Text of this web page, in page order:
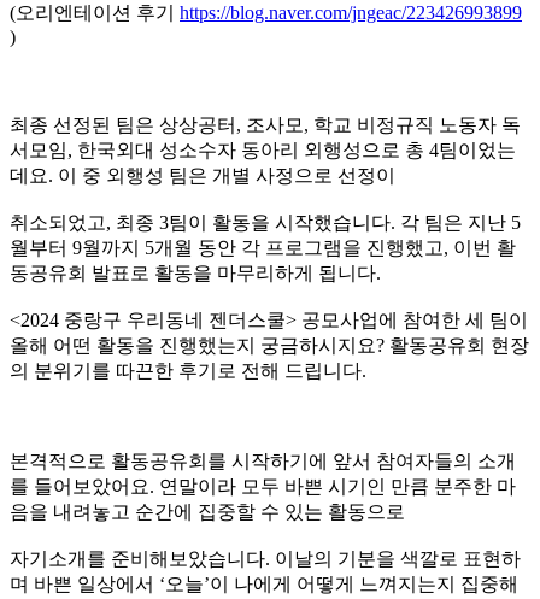
(오리엔테이션 후기 https://blog.naver.com/jngeac/223426993899
)
최종 선정된 팀은 상상공터, 조사모, 학교 비정규직 노동자 독
서모임, 한국외대 성소수자 동아리 외행성으로 총 4팀이었는
데요. 이 중 외행성 팀은 개별 사정으로 선정이
취소되었고, 최종 3팀이 활동을 시작했습니다. 각 팀은 지난 5
월부터 9월까지 5개월 동안 각 프로그램을 진행했고, 이번 활
동공유회 발표로 활동을 마무리하게 됩니다.
<2024 중랑구 우리동네 젠더스쿨> 공모사업에 참여한 세 팀이
올해 어떤 활동을 진행했는지 궁금하시지요? 활동공유회 현장
의 분위기를 따끈한 후기로 전해 드립니다.
본격적으로 활동공유회를 시작하기에 앞서 참여자들의 소개
를 들어보았어요. 연말이라 모두 바쁜 시기인 만큼 분주한 마
음을 내려놓고 순간에 집중할 수 있는 활동으로
자기소개를 준비해보았습니다. 이날의 기분을 색깔로 표현하
며 바쁜 일상에서 ‘오늘’이 나에게 어떻게 느껴지는지 집중해